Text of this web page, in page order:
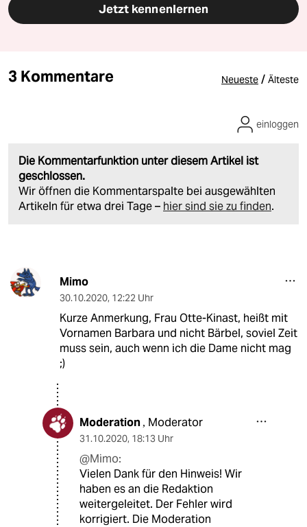
Jetzt kennenlernen
3 Kommentare Neueste / Älteste
Die Kommentarfunktion unter diesem Artikel ist
geschlossen.
Wir öffnen die Kommentarspalte bei ausgewählten
Artikeln für etwa drei Tage – hier sind sie zu finden.
einloggen
Mimo
30.10.2020, 12:22 Uhr
Kurze Anmerkung, Frau Otte-Kinast, heißt mit
Vornamen Barbara und nicht Bärbel, soviel Zeit
muss sein, auch wenn ich die Dame nicht mag
;)
Moderation , Moderator
31.10.2020, 18:13 Uhr
@Mimo:
Vielen Dank für den Hinweis! Wir
haben es an die Redaktion
weitergeleitet. Der Fehler wird
korrigiert. Die Moderation